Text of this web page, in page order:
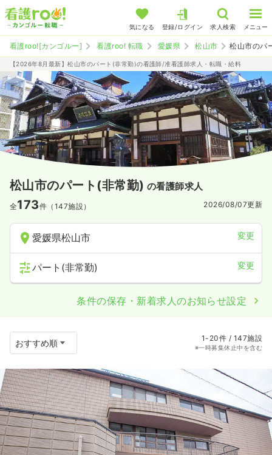
気になる 登録/ログイン 求人検索 メニュー
看護roo![カンゴルー] 看護roo! 転職 愛媛県 松山市 松山市のパ
【2026年8月最新】松山市のパート(非常勤)の看護師/准看護師求人・転職・給料
松山市のパート(非常勤) の看護師求人
全173件（147施設） 2026/08/07更新
愛媛県松山市 変更
パート(非常勤) 変更
条件の保存・新着求人のお知らせ設定
1-20件 / 147施設
※一時募集休止中を含む